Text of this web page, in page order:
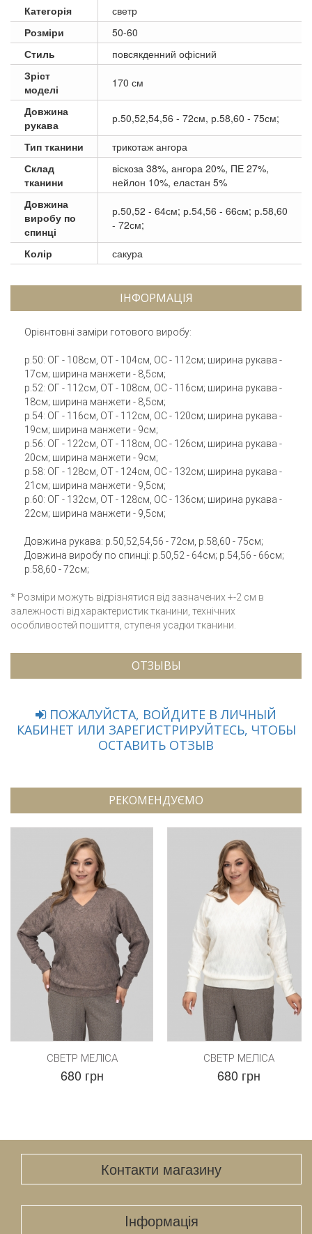
Категорія
светр
Розміри
50-60
Стиль
повсякденний офісний
Зріст
моделі
170 см
Довжина
рукава
р.50,52,54,56 - 72см, р.58,60 - 75см;
Тип тканини
трикотаж ангора
Склад
тканини
віскоза 38%, ангора 20%, ПЕ 27%,
нейлон 10%, еластан 5%
Довжина
виробу по
спинці
р.50,52 - 64см; р.54,56 - 66см; р.58,60
- 72см;
Колір сакура
ІНФОРМАЦІЯ
Орієнтовні заміри готового виробу:
р.50: ОГ - 108см, ОТ - 104см, ОС - 112см; ширина рукава -
17см; ширина манжети - 8,5см;
р.52: ОГ - 112см, ОТ - 108см, ОС - 116см; ширина рукава -
18см; ширина манжети - 8,5см;
р.54: ОГ - 116см, ОТ - 112см, ОС - 120см; ширина рукава -
19см; ширина манжети - 9см;
р.56: ОГ - 122см, ОТ - 118см, ОС - 126см; ширина рукава -
20см; ширина манжети - 9см;
р.58: ОГ - 128см, ОТ - 124см, ОС - 132см; ширина рукава -
21см; ширина манжети - 9,5см;
р.60: ОГ - 132см, ОТ - 128см, ОС - 136см; ширина рукава -
22см; ширина манжети - 9,5см;
Довжина рукава: р.50,52,54,56 - 72см, р.58,60 - 75см;
Довжина виробу по спинці: р.50,52 - 64см; р.54,56 - 66см;
р.58,60 - 72см;
* Розміри можуть відрізнятися від зазначених +-2 см в
залежності від характеристик тканини, технічних
особливостей пошиття, ступеня усадки тканини.
ОТЗЫВЫ
ПОЖАЛУЙСТА, ВОЙДИТЕ В ЛИЧНЫЙ
КАБИНЕТ ИЛИ ЗАРЕГИСТРИРУЙТЕСЬ, ЧТОБЫ
ОСТАВИТЬ ОТЗЫВ
РЕКОМЕНДУЄМО
СВЕТР МЕЛІСА
680 грн
СВЕТР МЕЛІСА
680 грн
Контакти магазину
Iнформація